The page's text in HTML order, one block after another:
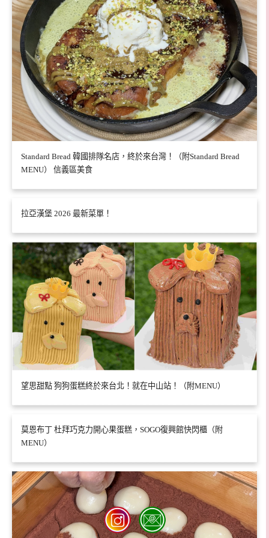
Standard Bread 韓國排隊名店，終於來台灣！（附Standard Bread
MENU） 信義區美食
拉亞漢堡 2026 最新菜單！
望思甜點 狗狗蛋糕終於來台北！就在中山站！（附MENU）
莫恩布丁 杜拜巧克力開心果蛋糕，SOGO復興館快閃櫃（附
MENU）